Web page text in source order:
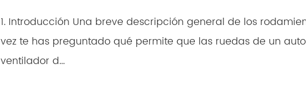
1. Introducción Una breve descripción general de los rodamientos y su impotancia ¿Alguna
vez te has preguntado qué permite que las ruedas de un
ventilador d...